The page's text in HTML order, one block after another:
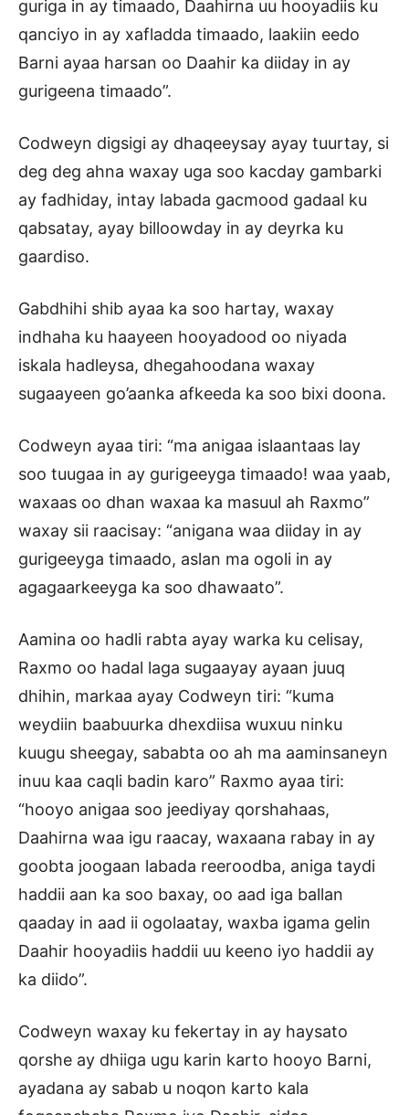
guriga in ay timaado, Daahirna uu hooyadiis ku
qanciyo in ay xafladda timaado, laakiin eedo
Barni ayaa harsan oo Daahir ka diiday in ay
gurigeena timaado”.
Codweyn digsigi ay dhaqeeysay ayay tuurtay, si
deg deg ahna waxay uga soo kacday gambarki
ay fadhiday, intay labada gacmood gadaal ku
qabsatay, ayay billoowday in ay deyrka ku
gaardiso.
Gabdhihi shib ayaa ka soo hartay, waxay
indhaha ku haayeen hooyadood oo niyada
iskala hadleysa, dhegahoodana waxay
sugaayeen go’aanka afkeeda ka soo bixi doona.
Codweyn ayaa tiri: “ma anigaa islaantaas lay
soo tuugaa in ay gurigeeyga timaado! waa yaab,
waxaas oo dhan waxaa ka masuul ah Raxmo”
waxay sii raacisay: “anigana waa diiday in ay
gurigeeyga timaado, aslan ma ogoli in ay
agagaarkeeyga ka soo dhawaato”.
Aamina oo hadli rabta ayay warka ku celisay,
Raxmo oo hadal laga sugaayay ayaan juuq
dhihin, markaa ayay Codweyn tiri: “kuma
weydiin baabuurka dhexdiisa wuxuu ninku
kuugu sheegay, sababta oo ah ma aaminsaneyn
inuu kaa caqli badin karo” Raxmo ayaa tiri:
“hooyo anigaa soo jeediyay qorshahaas,
Daahirna waa igu raacay, waxaana rabay in ay
goobta joogaan labada reeroodba, aniga taydi
haddii aan ka soo baxay, oo aad iga ballan
qaaday in aad ii ogolaatay, waxba igama gelin
Daahir hooyadiis haddii uu keeno iyo haddii ay
ka diido”.
Codweyn waxay ku fekertay in ay haysato
qorshe ay dhiiga ugu karin karto hooyo Barni,
ayadana ay sabab u noqon karto kala